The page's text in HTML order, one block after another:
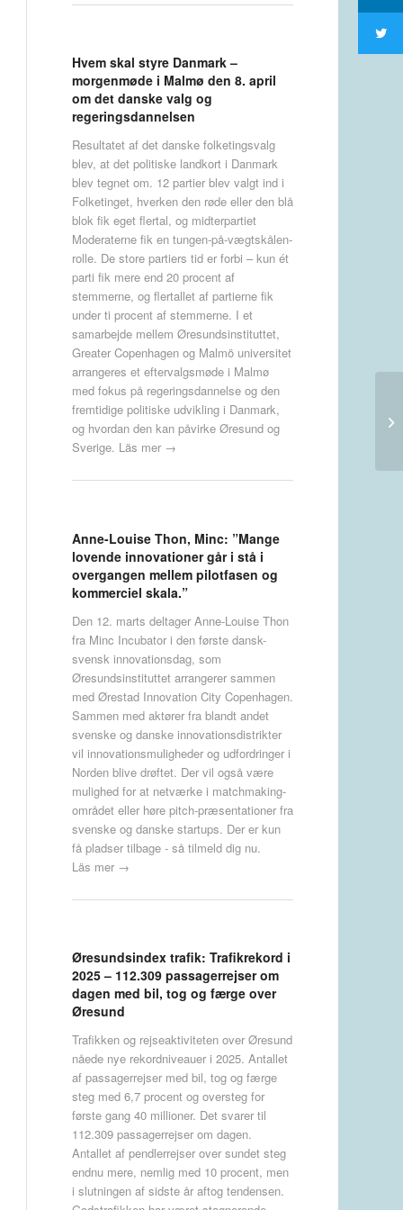
Hvem skal styre Danmark –
morgenmøde i Malmø den 8. april
om det danske valg og
regeringsdannelsen
Resultatet af det danske folketingsvalg
blev, at det politiske landkort i Danmark
blev tegnet om. 12 partier blev valgt ind i
Folketinget, hverken den røde eller den blå
blok fik eget flertal, og midterpartiet
Moderaterne fik en tungen-på-vægtskålen-
rolle. De store partiers tid er forbi – kun ét
parti fik mere end 20 procent af
stemmerne, og flertallet af partierne fik
under ti procent af stemmerne. I et
samarbejde mellem Øresundsinstituttet,
Greater Copenhagen og Malmö universitet
arrangeres et eftervalgsmøde i Malmø
med fokus på regeringsdannelse og den
fremtidige politiske udvikling i Danmark,
og hvordan den kan påvirke Øresund og
Sverige. Läs mer →
Anne-Louise Thon, Minc: ”Mange
lovende innovationer går i stå i
overgangen mellem pilotfasen og
kommerciel skala.”
Den 12. marts deltager Anne-Louise Thon
fra Minc Incubator i den første dansk-
svensk innovationsdag, som
Øresundsinstituttet arrangerer sammen
med Ørestad Innovation City Copenhagen.
Sammen med aktører fra blandt andet
svenske og danske innovationsdistrikter
vil innovationsmuligheder og udfordringer i
Norden blive drøftet. Der vil også være
mulighed for at netværke i matchmaking-
området eller høre pitch-præsentationer fra
svenske og danske startups. Der er kun
få pladser tilbage - så tilmeld dig nu.
Läs mer →
Øresundsindex trafik: Trafikrekord i
2025 – 112.309 passagerrejser om
dagen med bil, tog og færge over
Øresund
Trafikken og rejseaktiviteten over Øresund
nåede nye rekordniveauer i 2025. Antallet
af passagerrejser med bil, tog og færge
steg med 6,7 procent og oversteg for
første gang 40 millioner. Det svarer til
112.309 passagerrejser om dagen.
Antallet af pendlerrejser over sundet steg
endnu mere, nemlig med 10 procent, men
i slutningen af sidste år aftog tendensen.